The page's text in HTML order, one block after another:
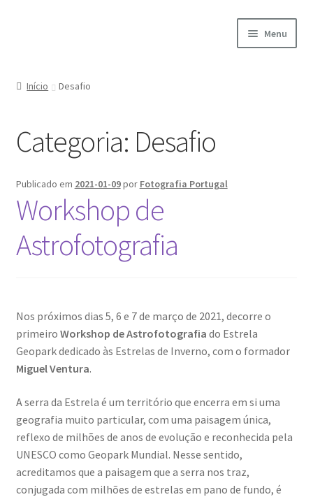
Menu
Encomendas
Carrinho
Checkout
Cookie Policy
Dia Mundial da Terra
Dicas
Dicas de Fotografia
Dicas Photoshop
FEIRA DO LIVRO: Última semana da Campanha 50-15
Início Desafio
Categoria: Desafio
Publicado em 2021-01-09por Fotografia Portugal
Workshop de
Astrofotografia
Nos próximos dias 5, 6 e 7 de março de 2021, decorre o
primeiro Workshop de Astrofotografia do Estrela
Geopark dedicado às Estrelas de Inverno, com o formador
Miguel Ventura.
A serra da Estrela é um território que encerra em si uma
geografia muito particular, com uma paisagem única,
reflexo de milhões de anos de evolução e reconhecida pela
UNESCO como Geopark Mundial. Nesse sentido,
acreditamos que a paisagem que a serra nos traz,
conjugada com milhões de estrelas em pano de fundo, é